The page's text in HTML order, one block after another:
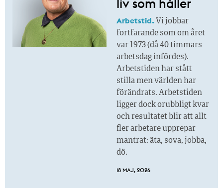
liv som håller
Arbetstid. Vi jobbar
fortfarande som om året
var 1973 (då 40 timmars
arbetsdag infördes).
Arbetstiden har stått
stilla men världen har
förändrats. Arbetstiden
ligger dock orubbligt kvar
och resultatet blir att allt
fler arbetare upprepar
mantrat: äta, sova, jobba,
dö.
18 MAJ, 2026